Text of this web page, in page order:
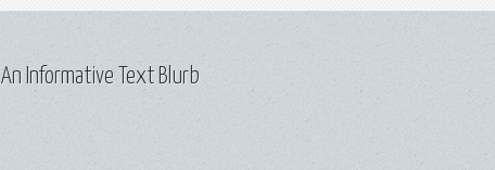
An Informative Text Blurb